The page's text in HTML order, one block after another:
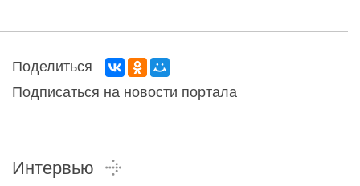
Поделиться
Подписаться на новости портала
Интервью